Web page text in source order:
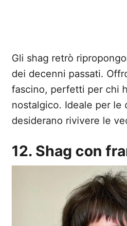
Gli shag retrò
dei decenni passati.
fascino, perfetti per chi
nostalgico. Ideale per le
desiderano rivivere le
12. Shag con